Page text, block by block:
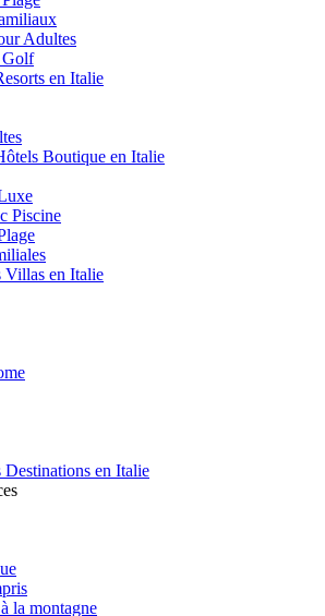
Adultes
Golf
en Italie
Boutique en Italie
Piscine
Villas en Italie
Destinations en Italie
la montagne